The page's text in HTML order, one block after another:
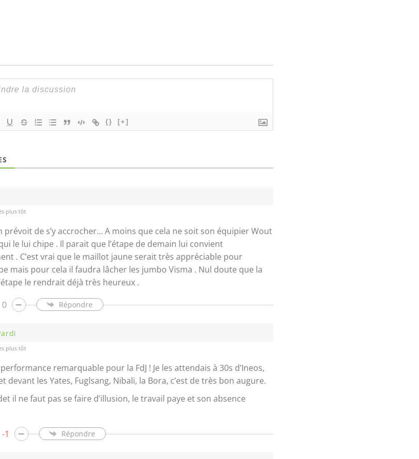
{} [+]
plus tôt
prévoit de s’y accrocher… A moins que cela ne soit son équipier Wout
le lui chipe . Il parait que l’étape de demain lui convient
. C’est vrai que le maillot jaune serait très appréciable pour
mais pour cela il faudra lâcher les jumbo Visma . Nul doute que la
le rendrait déjà très heureux .
0 Répondre
plus tôt
performance remarquable pour la FdJ ! Je les attendais à 30s d’Ineos,
devant les Yates, Fuglsang, Nibali, la Bora, c’est de très bon augure.
il ne faut pas se faire d’illusion, le travail paye et son absence
-1 Répondre